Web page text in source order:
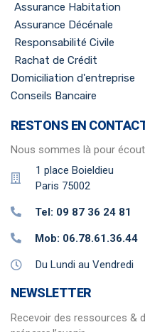
Assurance Habitation
Assurance Décénale
Responsabilité Civile
Rachat de Crédit
Domiciliation d'entreprise
Conseils Bancaire
RESTONS EN
Nous sommes là pour
1 place Boieldieu
Paris 75002
Tel: 09 87 36 24 81
Mob: 06.78.61.36.44
Du Lundi au Vendredi
NEWSLETTER
Recevoir des ressources &